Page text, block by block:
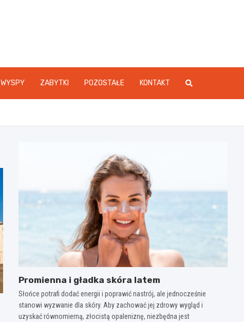
WYSPY ZABYTKI POZOSTAŁE KONTAKT
Promienna i gładka skóra latem
Słońce potrafi dodać energii i poprawić nastrój, ale jednocześnie
stanowi wyzwanie dla skóry. Aby zachować jej zdrowy wygląd i
uzyskać równomierną, złocistą opaleniznę, niezbędna jest